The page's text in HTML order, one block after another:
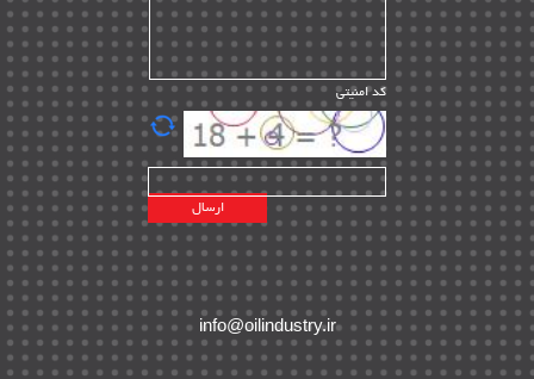
مدیریت سازمانی و عمومی | ۲
تأمین کالا | ۱۳
EPC | ۲۰
پیمانکاران بین المللی | ۸
اطلاعات انرژی کشورها | ۱۴
پروژه های خارجی | ۱۵
نقشه های نفت و گاز خارجی | ۱۰
شرکت های نفتی | ۱۴
پلانت های فعال | ۴۰
طرح ها و پروژه ها | ۳۵
کد امنیتی
info@oilindustry.ir